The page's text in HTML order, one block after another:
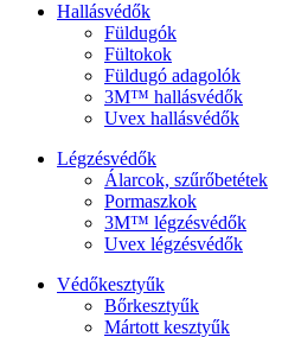
Hallásvédők
Füldugók
Fültokok
Füldugó adagolók
3M™ hallásvédők
Uvex hallásvédők
Légzésvédők
Álarcok, szűrőbetétek
Pormaszkok
3M™ légzésvédők
Uvex légzésvédők
Védőkesztyűk
Bőrkesztyűk
Mártott kesztyűk